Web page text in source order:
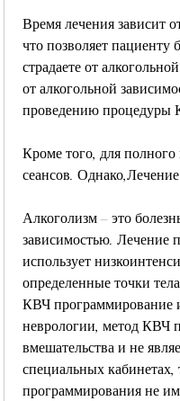
Время лечения зависит
что позволяет
страдаете от
от алкогольной
проведению процедуры
Кроме того, для полного
сеансов.
Алкоголизм – это
зависимостью. Лечение
использует
определенные точки
КВЧ программирование
неврологии, метод КВЧ
вмешательства и не
специальных
программирования не